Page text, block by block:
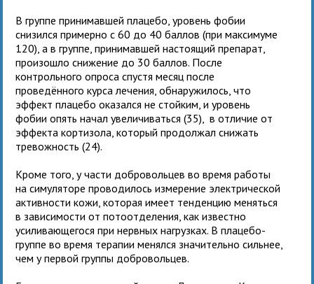
В группе принимавшей плацебо, уровень фобии
снизился примерно с 60 до 40 баллов (при максимуме
120), а в группе, принимавшей настоящий препарат,
произошло снижение до 30 баллов. После
контрольного опроса спустя месяц после
проведённого курса лечения, обнаружилось, что
эффект плацебо оказался не стойким, и уровень
фобии опять начал увеличиваться (35), в отличие от
эффекта кортизола, который продолжал снижать
тревожность (24).
Кроме того, у части добровольцев во время работы
на симуляторе проводилось измерение электрической
активности кожи, которая имеет тенденцию меняться
в зависимости от потоотделения, как известно
усиливающегося при нервных нагрузках. В плацебо-
группе во время терапии менялся значительно сильнее,
чем у первой группы добровольцев.